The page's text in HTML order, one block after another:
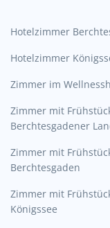
Hotelzimmer
Hotelzimmer
Zimmer im
Zimmer mit
Berchtesgadener
Zimmer mit
Berchtesgaden
Zimmer mit
Königssee